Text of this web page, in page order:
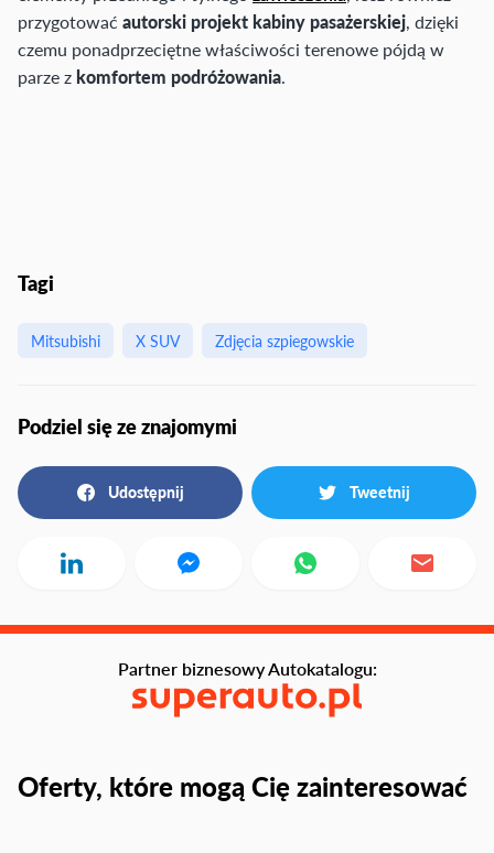
przygotować autorski projekt kabiny pasażerskiej, dzięki
czemu ponadprzeciętne właściwości terenowe pójdą w
parze z komfortem podróżowania.
Tagi
Mitsubishi X SUV Zdjęcia szpiegowskie
Podziel się ze znajomymi
Udostępnij Tweetnij
Oferty, które mogą Cię zainteresować
Partner biznesowy Autokatalogu: